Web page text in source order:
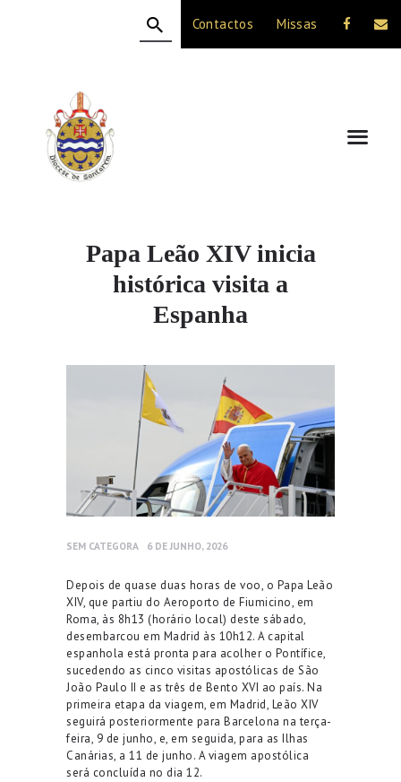
Contactos Missas
Papa Leão XIV inicia
histórica visita a
Espanha
A DIOCESE
CELEBRAÇÃO
VIDA CRISTÃ
NOTÍCIAS
SEM CATEGORA 6 DE JUNHO, 2026
Depois de quase duas horas de voo, o Papa Leão
XIV, que partiu do Aeroporto de Fiumicino, em
Roma, às 8h13 (horário local) deste sábado,
desembarcou em Madrid às 10h12. A capital
espanhola está pronta para acolher o Pontífice,
sucedendo as cinco visitas apostólicas de São
João Paulo II e as três de Bento XVI ao país. Na
primeira etapa da viagem, em Madrid, Leão XIV
seguirá posteriormente para Barcelona na terça-
feira, 9 de junho, e, em seguida, para as Ilhas
Canárias, a 11 de junho. A viagem apostólica
será concluída no dia 12.